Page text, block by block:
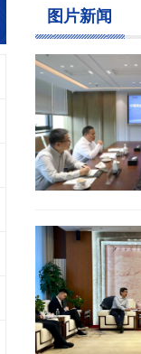
图片新闻